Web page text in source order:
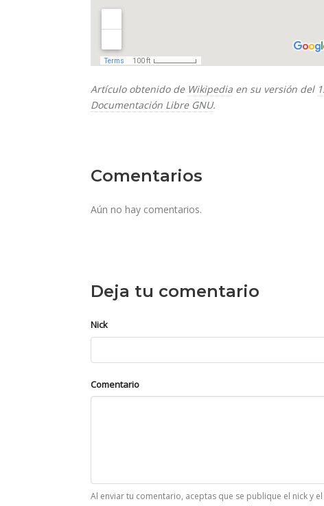
Artículo obtenido de Wikipedia en su versión del
Documentación Libre GNU.
Comentarios
Aún no hay comentarios.
Deja tu comentario
Nick
Comentario
Al enviar tu comentario, aceptas que se publique el nick y